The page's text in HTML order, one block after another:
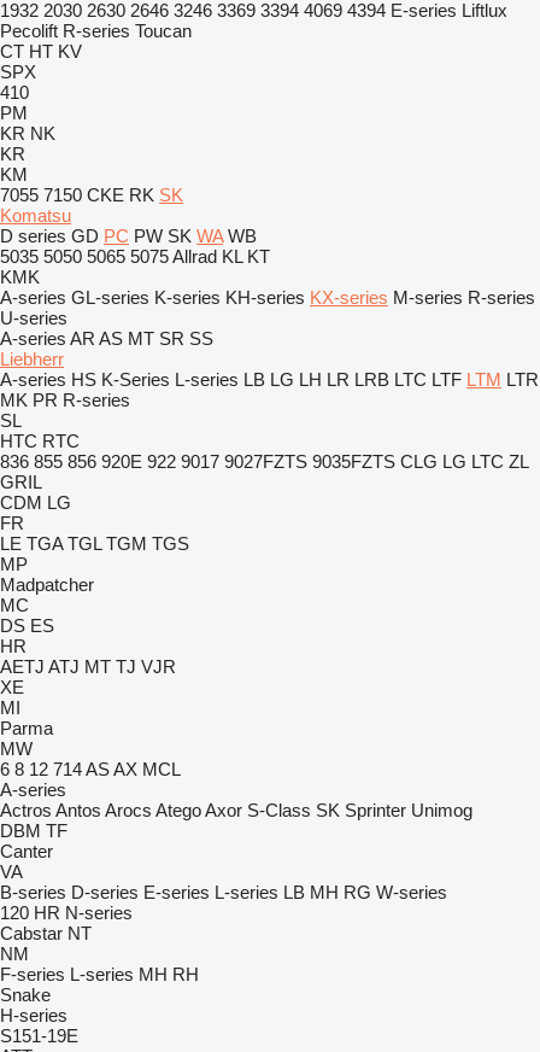
1932 2030 2630 2646 3246 3369 3394 4069 4394 E-series Liftlux
Pecolift R-series Toucan
CT HT KV
SPX
410
PM
KR NK
KR
KM
7055 7150 CKE RK SK
Komatsu
D series GD PC PW SK WA WB
5035 5050 5065 5075Allrad KL KT
KMK
A-series GL-series K-series KH-series KX-series M-series R-series
U-series
A-series AR AS MT SR SS
Liebherr
A-series HS K-Series L-series LB LG LH LR LRB LTC LTF LTM LTR
MK PR R-series
SL
HTC RTC
836 855 856 920E 922 9017 9027FZTS 9035FZTS CLG LG LTC ZL
GRIL
CDM LG
FR
LE TGA TGL TGM TGS
MP
Madpatcher
MC
DS ES
HR
AETJ ATJ MT TJ VJR
XE
MI
Parma
MW
6 8 12 714ASAX MCL
A-series
Actros Antos Arocs AtegoAxor S-Class SK Sprinter Unimog
DBM TF
Canter
VA
B-series D-series E-series L-series LB MH RG W-series
120 HR N-series
Cabstar NT
NM
F-series L-series MH RH
Snake
H-series
S151-19E